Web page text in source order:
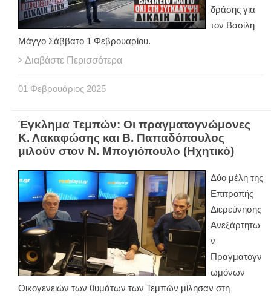
δράσης για
τον Βασίλη
Μάγγο Σάββατο 1 Φεβρουαρίου.
Διαβάστε Περισσότερα
01 Φεβρουάριος 2025
Έγκλημα Τεμπών: Οι πραγματογνώμονες
Κ. Λακαφώσης και Β. Παπαδόπουλος
μιλούν στον Ν. Μπογιόπουλο (Ηχητικό)
Δύο μέλη της
Επιτροπής
Διερεύνησης
Ανεξάρτητω
ν
Πραγματογν
ωμόνων
Οικογενειών των θυμάτων των Τεμπών μίλησαν στη